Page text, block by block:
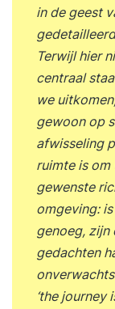
in de geest
Terwijl hier
centraal
we
gewoon op
afwisseling
ruimte is om
gewenste
omgeving:
genoeg, zijn
gedachten
‘the journey